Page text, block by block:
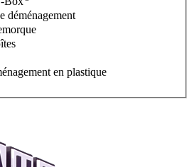
déménagement
en plastique